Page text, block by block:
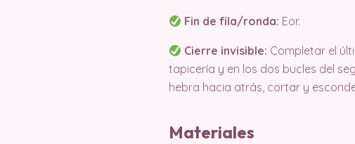
Fin de fila/ronda: Eor.
Cierre invisible: Completar el
tapicería y en los dos bucles del
hebra hacia atrás, cortar y
Materiales